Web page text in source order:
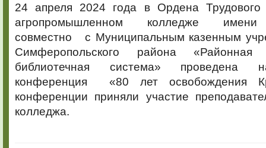
Крыма»
24 апреля 2024 года в Ордена Трудового
агропромышленном колледже имени
совместно с Муниципальным казенным
Симферопольского района «Районная
библиотечная система» проведена
конференция «80 лет освобождения
конференции приняли участие
колледжа.